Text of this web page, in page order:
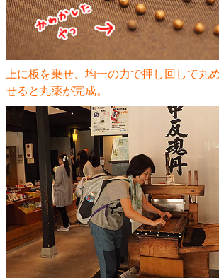
上に板を乗せ、均一の力で押し回して丸
せると丸薬が完成。